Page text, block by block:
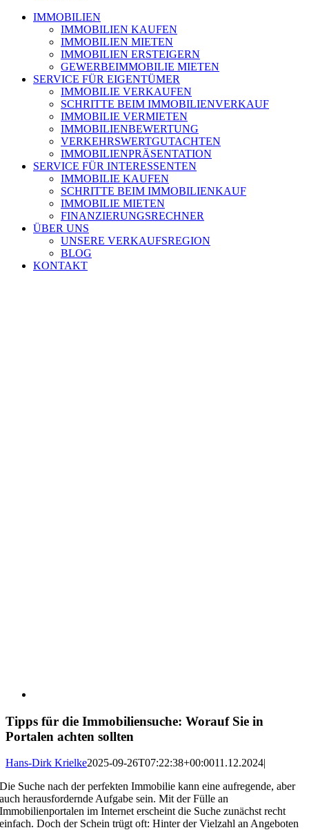
IMMOBILIEN
IMMOBILIEN KAUFEN
IMMOBILIEN MIETEN
IMMOBILIEN ERSTEIGERN
GEWERBEIMMOBILIE MIETEN
SERVICE FÜR EIGENTÜMER
IMMOBILIE VERKAUFEN
SCHRITTE BEIM IMMOBILIENVERKAUF
IMMOBILIE VERMIETEN
IMMOBILIEN­BEWERTUNG
VERKEHRSWERT­GUTACHTEN
IMMOBILIEN­PRÄSENTATION
SERVICE FÜR INTERESSENTEN
IMMOBILIE KAUFEN
SCHRITTE BEIM IMMOBILIENKAUF
IMMOBILIE MIETEN
FINANZIERUNGSRECHNER
ÜBER UNS
UNSERE VERKAUFSREGION
BLOG
KONTAKT
Tipps für die Immobiliensuche: Worauf Sie in
Portalen achten sollten
Hans-Dirk Krielke2025-09-26T07:22:38+00:0011.12.2024|
Die Suche nach der perfekten Immobilie kann eine aufregende, aber
auch herausfordernde Aufgabe sein. Mit der Fülle an
Immobilienportalen im Internet erscheint die Suche zunächst recht
einfach. Doch der Schein trügt oft: Hinter der Vielzahl an Angeboten